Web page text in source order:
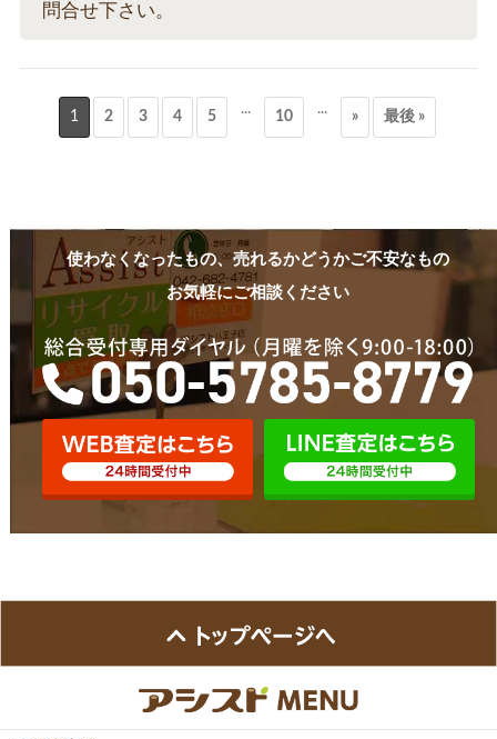
問合せ下さい。
1 2 3 4 5 ... 10 ... » 最後 »
使わなくなったもの、売れるかどうかご不安なもの
お気軽にご相談ください